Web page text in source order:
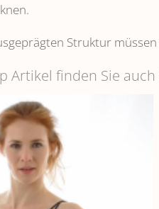
Struktur
Artikel finden Sie